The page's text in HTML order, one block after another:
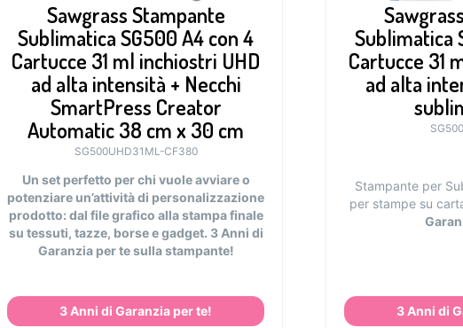
Sawgrass Stampante
Sublimatica SG500 A4 con 4
Cartucce 31 ml inchiostri UHD
ad alta intensità + Necchi
SmartPress Creator
Automatic 38 cm x 30 cm
SG500UHD31ML-CF380
Un set perfetto per chi vuole avviare o
potenziare un’attività di personalizzazione
prodotto: dal file grafico alla stampa finale
su tessuti, tazze, borse e gadget. 3 Anni di
Garanzia per te sulla stampante!
3 Anni di Garanzia per te!
Sublimatica
Cartucce 31
ad alta
Stampante per
per stampe su
3 Anni di